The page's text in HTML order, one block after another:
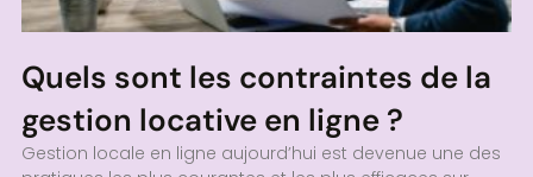
Quels sont les contraintes de la
gestion locative en ligne ?
Gestion locale en ligne aujourd’hui est devenue une des